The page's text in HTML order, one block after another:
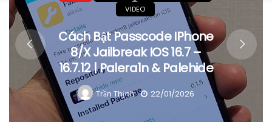
VIDEO
Cách Bật Passcode IPhone
8/X Jailbreak IOS 16.7 –
16.7.12 | Palera1n & Palehide
Trần Thịnh 22/01/2026